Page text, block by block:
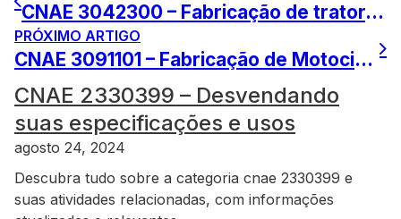
CNAE 3042300 – Fabricação de tratores, descubra mais!
PRÓXIMO ARTIGO
CNAE 3091101 – Fabricação de Motocicletas Surpreendente
CNAE 2330399 – Desvendando
suas especificações e usos
agosto 24, 2024
Descubra tudo sobre a categoria cnae 2330399 e
suas atividades relacionadas, com informações